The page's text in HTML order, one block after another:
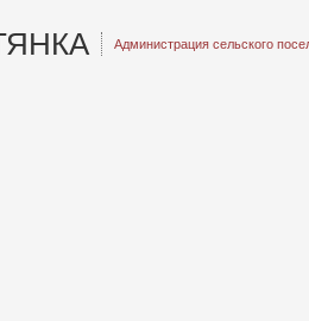
Администрация сельского